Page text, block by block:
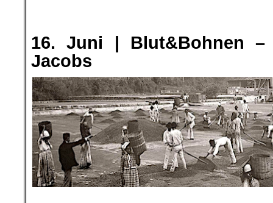
16. Juni | Blut&Bohnen –
Jacobs